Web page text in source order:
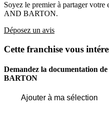
Soyez le premier à partager
AND BARTON.
Déposez un avis
Cette franchise vous
Demandez la documentation
BARTON
Ajouter à ma sélection